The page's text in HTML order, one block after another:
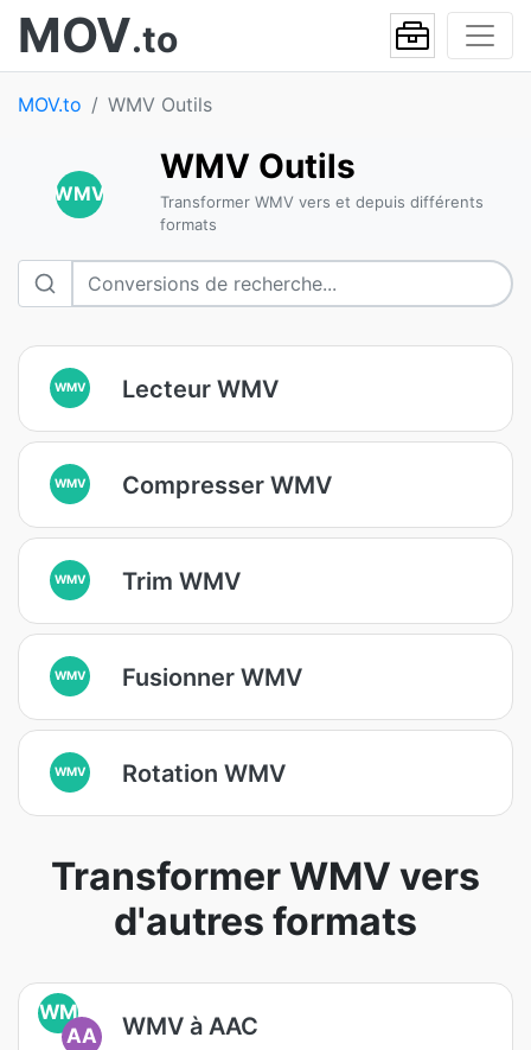
MOV.to
MOV.to WMV Outils
WMV
WMV Outils
Transformer WMV vers et depuis différents
formats
WMV Lecteur WMV
WMV Compresser WMV
WMV Trim WMV
WMV Fusionner WMV
WMV Rotation WMV
Transformer WMV vers
d'autres formats
WM
AA
WMV à AAC